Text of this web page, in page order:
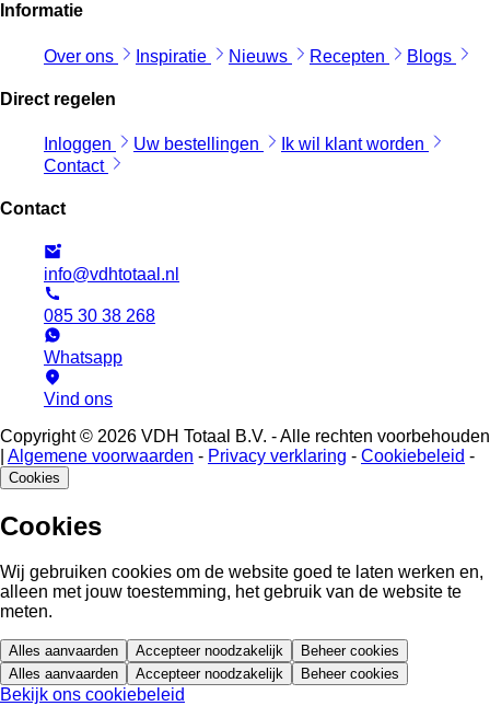
Informatie
Over ons Inspiratie Nieuws Recepten Blogs
Direct regelen
Inloggen Uw bestellingen
Ik wil klant worden
Contact
Contact
info@vdhtotaal.nl
085 30 38 268
Whatsapp
Vind ons
Copyright © 2026 VDH Totaal B.V. - Alle rechten voorbehouden
Algemene voorwaarden - Privacy verklaring - Cookiebeleid -
Cookies
Cookies
Wij gebruiken cookies om de website goed te laten werken en,
alleen met jouw toestemming, het gebruik van de website te
meten.
Alles aanvaarden Accepteer noodzakelijk
Beheer cookies
Alles aanvaarden
Accepteer noodzakelijk Beheer cookies
Bekijk ons cookiebeleid